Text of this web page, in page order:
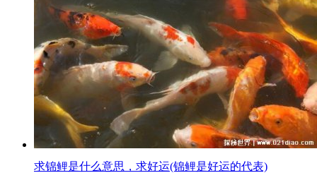
​求锦鲤是什么意思，求好运(锦鲤是好运的代表)